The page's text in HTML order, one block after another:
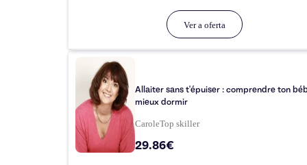
Ver a oferta
Allaiter sans t'épuiser : comprendre ton
mieux dormir
CaroleTop skiller
29.86€